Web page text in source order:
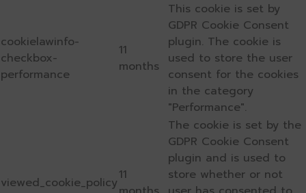
cookielawinfo-
checkbox-
performance
11
months
This cookie is set by
GDPR Cookie Consent
plugin. The cookie is
used to store the user
consent for the cookies
in the category
"Performance".
viewed_cookie_policy11
The cookie is set by the
GDPR Cookie Consent
plugin and is used to
store whether or not